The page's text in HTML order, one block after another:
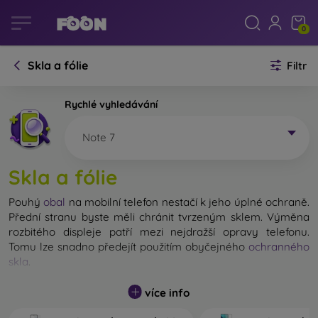
0
Skla a fólie Filtr
Rychlé vyhledávání
Note 7
Skla a fólie
Pouhý obal na mobilní telefon nestačí k jeho úplné ochraně.
Přední stranu byste měli chránit tvrzeným sklem. Výměna
rozbitého displeje patří mezi nejdražší opravy telefonu.
Tomu lze snadno předejít použitím obyčejného ochranného
skla
Nerozbitné sklo na mobil sice neexistuje, ale při pádu
zůstane displej ve většině případů nepoškozený. Výběr
více info